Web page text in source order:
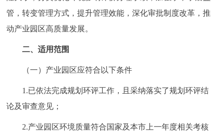
管，转变管理方式，提升管理效能，深化审批制度改革，推
动产业园区高质量发展。
二、适用范围
（一）产业园区应符合以下条件
1.已依法完成规划环评工作，且采纳落实了规划环评结
论及审查意见；
2.产业园区环境质量符合国家及本市上一年度相关考核